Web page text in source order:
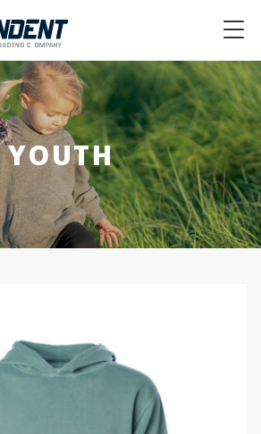
ート
れる理由
ー
YOUTH